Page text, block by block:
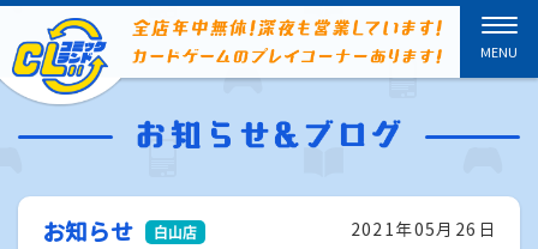
2021年05月26日
お知らせ